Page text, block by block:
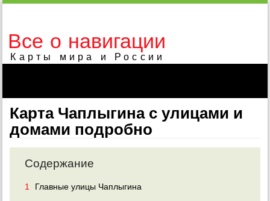
Все о навигации
Карты мира и России
Карта Чаплыгина с улицами и
домами подробно
Содержание
1
Главные улицы Чаплыгина